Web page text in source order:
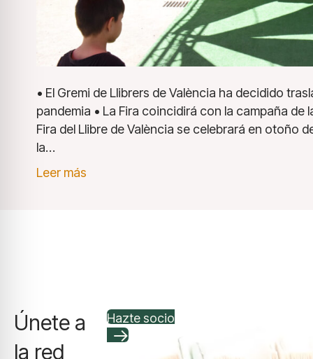
• El Gremi de Llibrers de València ha decidido
pandemia • La Fira coincidirá con la campaña
Fira del Llibre de València se celebrará en otoño
la…
Leer más
Únete a
la red
Hazte socio